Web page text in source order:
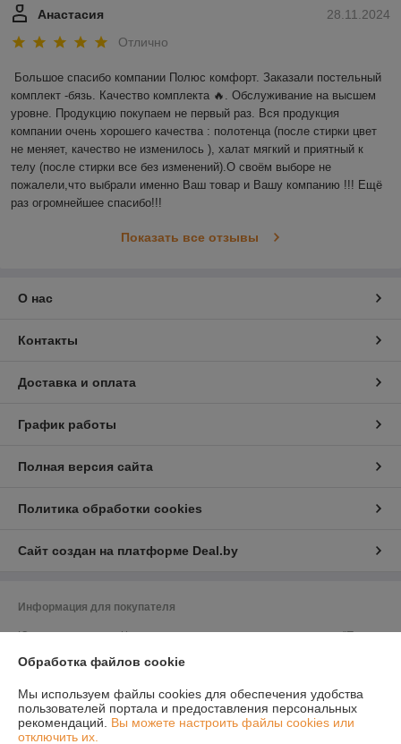
28.11.2024
Анастасия
Отлично
Большое спасибо компании Полюс комфорт. Заказали постельный
комплект -бязь. Качество комплекта 🔥. Обслуживание на высшем
уровне. Продукцию покупаем не первый раз. Вся продукция
компании очень хорошего качества : полотенца (после стирки цвет
не меняет, качество не изменилось ), халат мягкий и приятный к
телу (после стирки все без изменений).О своём выборе не
пожалели,что выбрали именно Ваш товар и Вашу компанию !!! Ещё
раз огромнейшее спасибо!!!
Показать все отзывы
О нас
Контакты
Доставка и оплата
График работы
Полная версия сайта
Политика обработки cookies
Сайт создан на платформе Deal.by
Информация для покупателя
Юридическое лицо:Частное торговое унитарное предприятие "Полюс
223053 Минская обл., Минский р-н, д. Боровляны, ул. Магистральная
Регистрационный номер ЕГР: 691592133
УНП: 691592133
Обработка файлов cookie
Мы используем файлы cookies для обеспечения удобства
пользователей портала и предоставления персональных
рекомендаций. Вы можете настроить файлы cookies или
отключить их.